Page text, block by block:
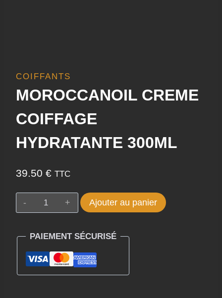
COIFFANTS
MOROCCANOIL CREME
COIFFAGE
HYDRATANTE 300ML
39.50 € TTC
quantité
de
CREME
COIFFAGE
HYDRATANTE
Ajouter au panier
PAIEMENT SÉCURISÉ